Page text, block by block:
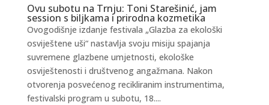
Ovu subotu na Trnju: Toni Starešinić, jam
session s biljkama i prirodna kozmetika
Ovogodišnje izdanje festivala „Glazba za ekološki
osviještene uši“ nastavlja svoju misiju spajanja
suvremene glazbene umjetnosti, ekološke
osviještenosti i društvenog angažmana. Nakon
otvorenja posvećenog recikliranim instrumentima,
festivalski program u subotu, 18....